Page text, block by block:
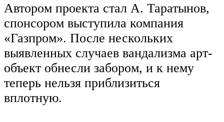
Автором проекта стал А. Таратынов,
спонсором выступила компания
«Газпром». После нескольких
выявленных случаев вандализма арт-
объект обнесли забором, и к нему
теперь нельзя приблизиться
вплотную.